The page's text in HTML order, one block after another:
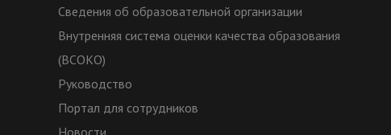
Сведения об образовательной организации
Внутренняя система оценки качества образования
(ВСОКО)
Руководство
Портал для сотрудников